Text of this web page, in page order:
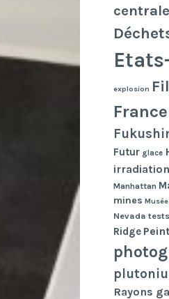
explosion
France
Futur glace
irradiation
Manhattan
mines Musée
Nevada
Ridge
Rayons